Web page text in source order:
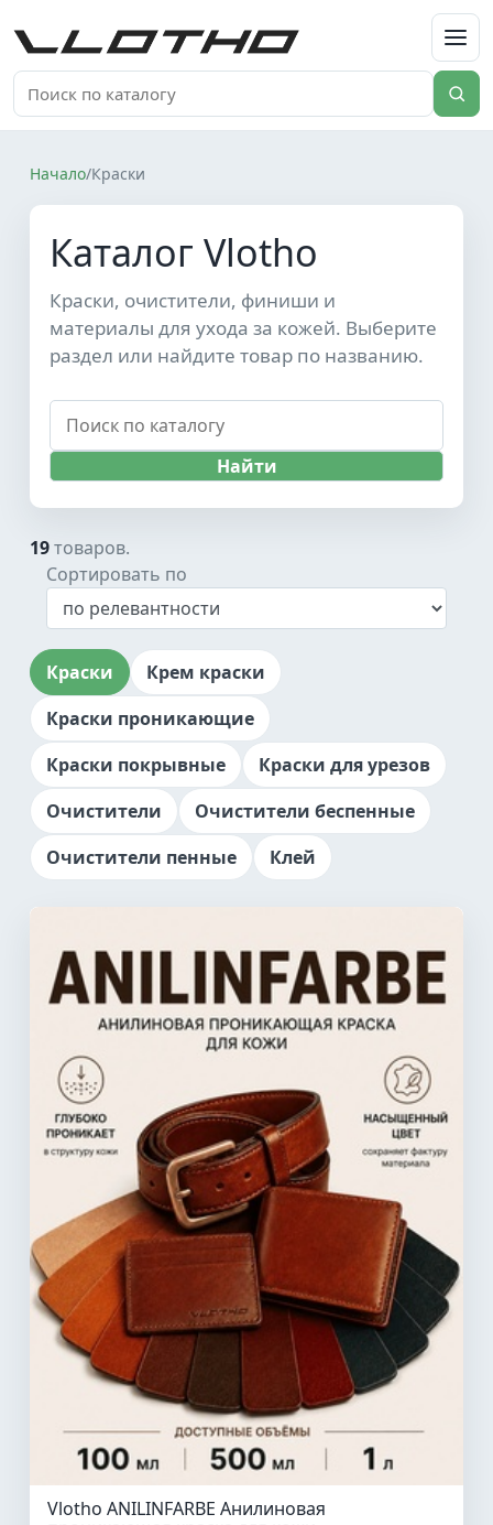
VLOTHO
Начало/Краски
Каталог Vlotho
Краски, очистители, финиши и
материалы для ухода за кожей. Выберите
раздел или найдите товар по названию.
Найти
19товаров.
Сортировать по
Краски
Крем краски
Краски проникающие
Краски покрывные
Краски для урезов
Очистители
Очистители беспенные
Очистители пенные
Клей
Vlotho ANILINFARBE Анилиновая